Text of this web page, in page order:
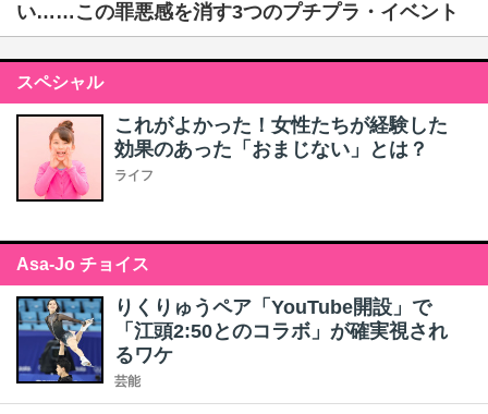
い……この罪悪感を消す3つのプチプラ・イベント
スペシャル
これがよかった！女性たちが経験した
効果のあった「おまじない」とは？
ライフ
Asa-Jo チョイス
りくりゅうペア「YouTube開設」で
「江頭2:50とのコラボ」が確実視され
るワケ
芸能